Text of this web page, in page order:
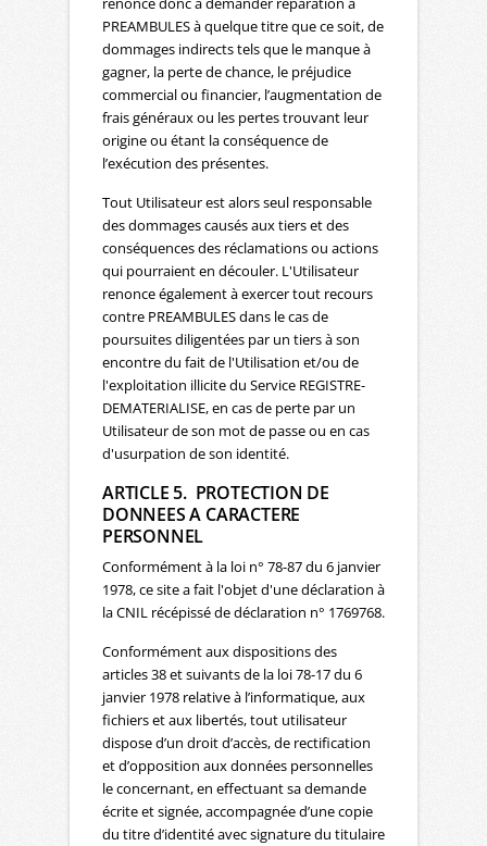
PREAMBULES à quelque titre que ce soit, de
dommages indirects tels que le manque à
gagner, la perte de chance, le préjudice
commercial ou financier, l’augmentation de
frais généraux ou les pertes trouvant leur
origine ou étant la conséquence de
l’exécution des présentes.
Tout Utilisateur est alors seul responsable
des dommages causés aux tiers et des
conséquences des réclamations ou actions
qui pourraient en découler. L'Utilisateur
renonce également à exercer tout recours
contre PREAMBULES dans le cas de
poursuites diligentées par un tiers à son
encontre du fait de l'Utilisation et/ou de
l'exploitation illicite du Service REGISTRE-
DEMATERIALISE, en cas de perte par un
Utilisateur de son mot de passe ou en cas
d'usurpation de son identité.
ARTICLE 5. PROTECTION DE
DONNEES A CARACTERE
PERSONNEL
Conformément à la loi n° 78-87 du 6 janvier
1978, ce site a fait l'objet d'une déclaration à
la CNIL récépissé de déclaration n° 1769768.
Conformément aux dispositions des
articles 38 et suivants de la loi 78-17 du 6
janvier 1978 relative à l’informatique, aux
fichiers et aux libertés, tout utilisateur
dispose d’un droit d’accès, de rectification
et d’opposition aux données personnelles
le concernant, en effectuant sa demande
écrite et signée, accompagnée d’une copie
du titre d’identité avec signature du titulaire